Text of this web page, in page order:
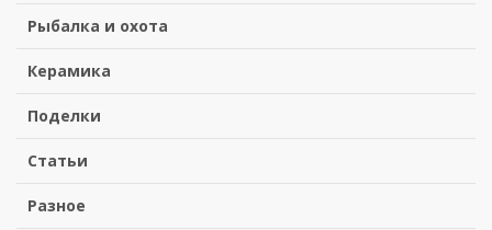
Рыбалка и охота
Керамика
Поделки
Статьи
Разное